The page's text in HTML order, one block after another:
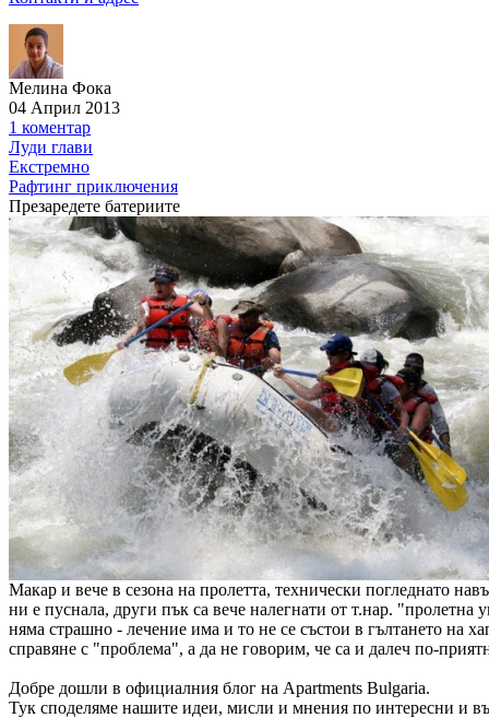
Мелина Фока
04 Април 2013
1 коментар
Луди глави
Екстремно
Рафтинг приключения
Презаредете батериите
Макар и вече в сезона на пролетта, технически погледнато
ни е пуснала, други пък са вече налегнати от т.нар.
няма страшно - лечение има и то не се състои в гълтането на
справяне с "проблема", а да не говорим, че са и далеч по-
Добре дошли в официалния блог на Apartments Bulgaria.
Тук споделяме нашите идеи, мисли и мнения по интересни и